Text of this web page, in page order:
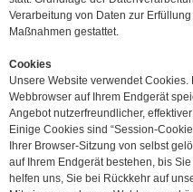
Verarbeitung von Daten zur
Maßnahmen gestattet.
Cookies
Unsere Website verwendet
Webbrowser auf Ihrem Endgerät
Angebot nutzerfreundlicher,
Einige Cookies sind “Session-
Ihrer Browser-Sitzung von selbst
auf Ihrem Endgerät bestehen, bis
helfen uns, Sie bei Rückkehr auf